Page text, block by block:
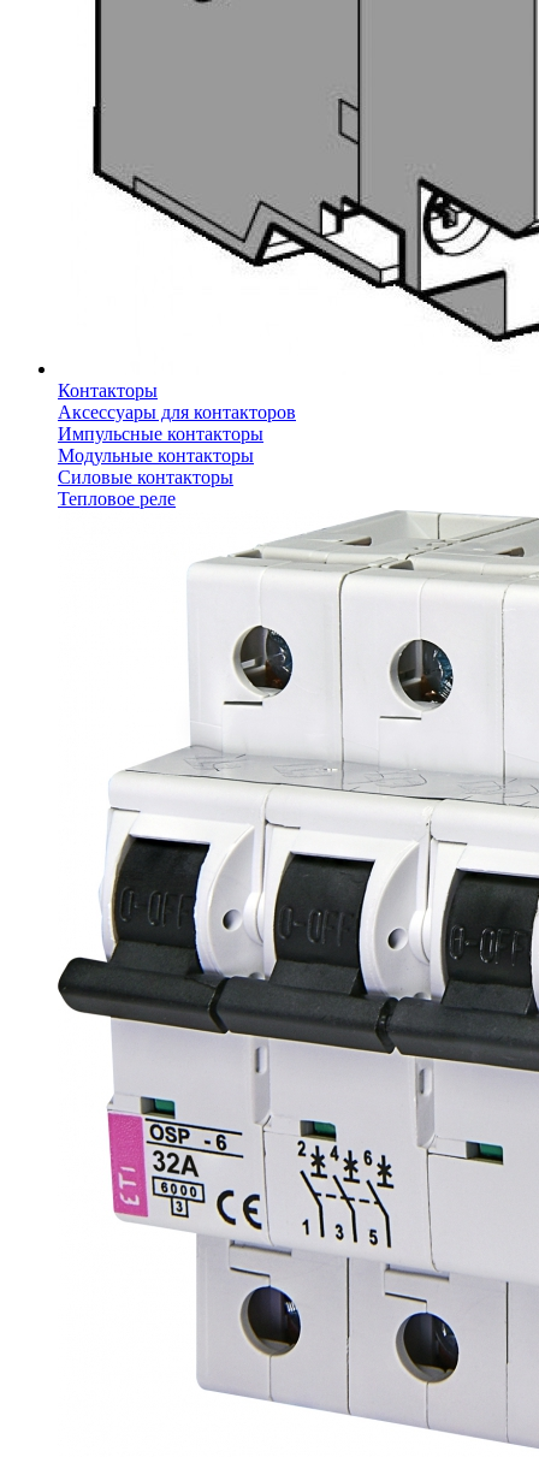
Контакторы
Аксессуары для контакторов
Импульсные контакторы
Модульные контакторы
Силовые контакторы
Тепловое реле